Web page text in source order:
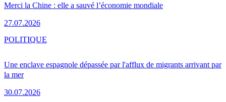
Merci la Chine : elle a sauvé l’économie mondiale
27.07.2026
Une enclave espagnole dépassée par l'afflux de migrants arrivant par
la mer
30.07.2026
POLITIQUE